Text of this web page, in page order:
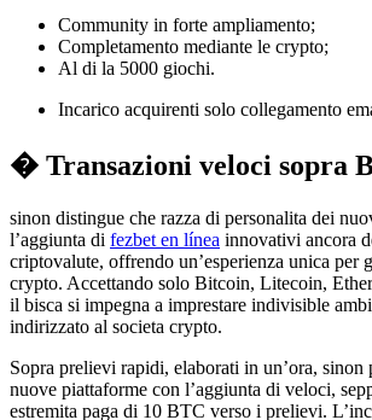
Community in forte ampliamento;
Completamento mediante le crypto;
Al di la 5000 giochi.
Incarico acquirenti solo collegamento
� Transazioni veloci sopra
sinon distingue che razza di personalita dei
l’aggiunta di fezbet en línea innovativi ancora
criptovalute, offrendo un’esperienza unica per
crypto. Accettando solo Bitcoin, Litecoin,
il bisca si impegna a imprestare indivisible
indirizzato al societa crypto.
Sopra prelievi rapidi, elaborati in un’ora, sinon
nuove piattaforme con l’aggiunta di veloci,
estremita paga di 10 BTC verso i prelievi.